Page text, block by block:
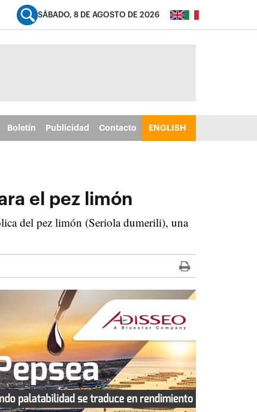
SÁBADO, 8 DE AGOSTO DE 2026
Boletín Publicidad Contacto ENGLISH
el pez limón
del pez limón (Seriola dumerili), una